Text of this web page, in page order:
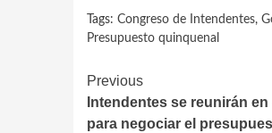
Tags: Congreso de Intendentes,
Presupuesto quinquenal
Continue
Reading
Previous
Intendentes se reunirán
para negociar el